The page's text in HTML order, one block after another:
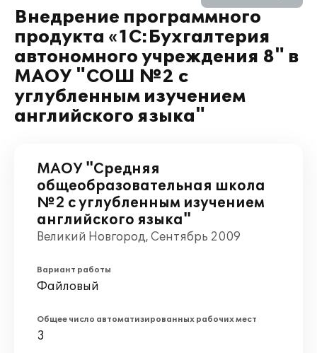
Внедрение программного
продукта «1С:Бухгалтерия
автономного учреждения 8" в
МАОУ "СОШ №2 с
углубленным изучением
английского языка"
МАОУ "Средняя
общеобразовательная школа
№2 с углубленным изучением
английского языка"
Великий Новгород, Сентябрь 2009
Вариант работы
Файловый
Общее число автоматизированных рабочих мест
3